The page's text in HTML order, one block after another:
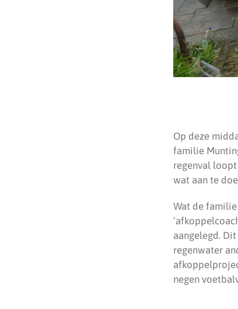
Op deze
familie
regenval
wat aan te
Wat de familie
aangelegd.
regenwater
negen